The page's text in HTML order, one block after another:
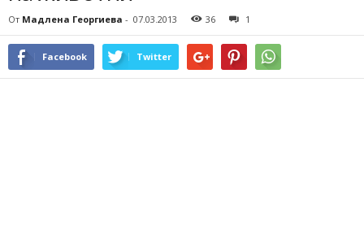
От Мадлена Георгиева - 07.03.2013 36 1
Facebook Twitter